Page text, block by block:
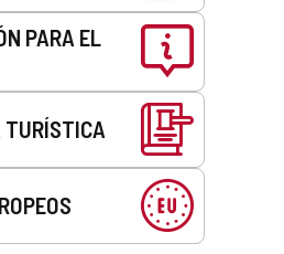
PARA EL
TURÍSTICA